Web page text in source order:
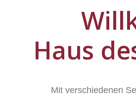
Haus
Mit verschiedenen